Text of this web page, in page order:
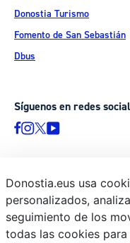
Donostia Turismo
Fomento de San Sebastián
Dbus
Síguenos en redes
© Donostiako Udala -
Ijentea 1, 20003 Donostia /
Aviso legal
Donostia.eus usa
personalizados,
seguimiento de los
todas las cookies